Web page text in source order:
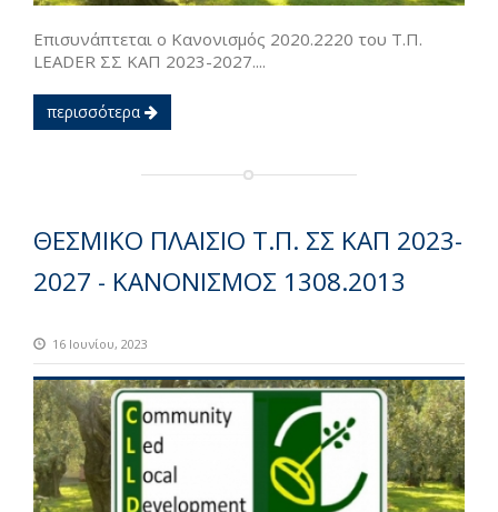
Επισυνάπτεται ο Κανονισμός 2020.2220 του Τ.Π.
LEADER ΣΣ ΚΑΠ 2023-2027....
περισσότερα
ΘΕΣΜΙΚΟ ΠΛΑΙΣΙΟ Τ.Π. ΣΣ ΚΑΠ 2023-
2027 - ΚΑΝΟΝΙΣΜΟΣ 1308.2013
16 Ιουνίου, 2023